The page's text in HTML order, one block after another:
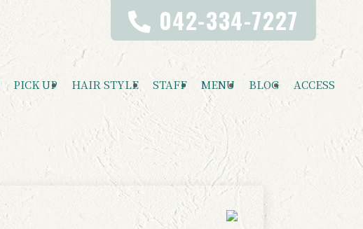
042-334-7227
PICK UP HAIR STYLE STAFF MENU BLOG ACCESS